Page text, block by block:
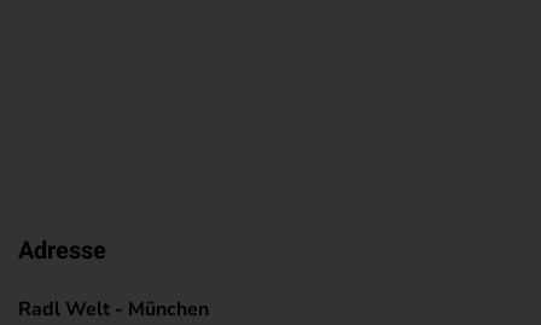
Adresse
Radl Welt - München